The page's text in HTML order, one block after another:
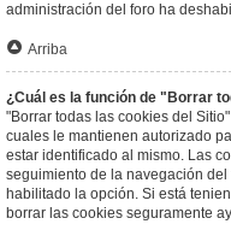
administración del foro ha
Arriba
¿Cuál es la función de "Borrar
"Borrar todas las cookies del
cuales le mantienen autorizado
estar identificado al mismo. Las
seguimiento de la navegación
habilitado la opción. Si está
borrar las cookies seguramente